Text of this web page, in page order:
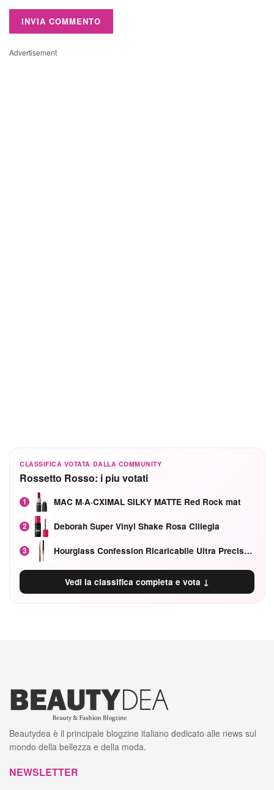
Advertisement
CLASSIFICA VOTATA DALLA COMMUNITY
Rossetto Rosso: i piu votati
1 MAC M·A·CXIMAL SILKY MATTE Red Rock mat
2 Deborah Super Vinyl Shake Rosa Ciliegia
3 Hourglass Confession Ricaricabile Ultra Preciso Ad Alta Intensità Secretly Classic Red
Vedi la classifica completa e vota ↓
Beautydea è il principale blogzine italiano dedicato alle news sul
mondo della bellezza e della moda.
NEWSLETTER